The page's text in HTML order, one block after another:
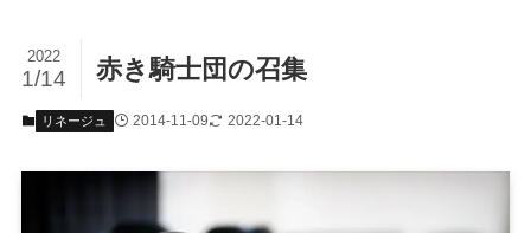
赤き騎士団の召集
2022
1/14
リネージュ 2014-11-09 2022-01-14